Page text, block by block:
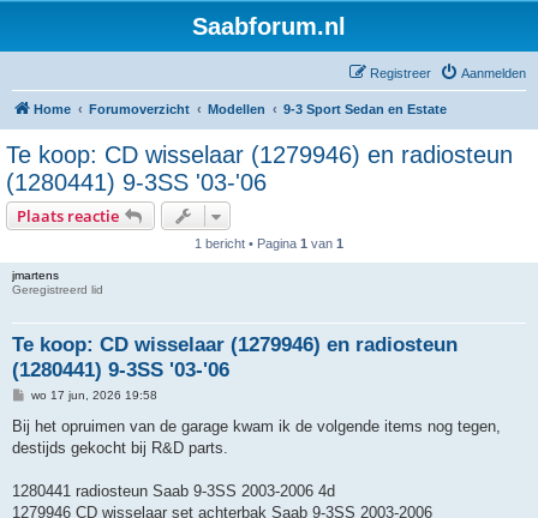
Saabforum.nl
Aanmelden
Registreer
Home Forumoverzicht Modellen 9-3 Sport Sedan en Estate
Te koop: CD wisselaar (1279946) en radiosteun
(1280441) 9-3SS '03-'06
Plaats reactie
1 bericht • Pagina 1 van 1
jmartens
Geregistreerd lid
Te koop: CD wisselaar (1279946) en radiosteun
(1280441) 9-3SS '03-'06
B
r
i
c
wo 17 jun, 2026 19:58
Bij het opruimen van de garage kwam ik de volgende items nog tegen,
destijds gekocht bij R&D parts.
1280441 radiosteun Saab 9-3SS 2003-2006 4d
1279946 CD wisselaar set achterbak Saab 9-3SS 2003-2006